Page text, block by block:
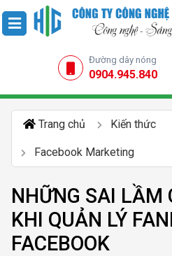
Đường dây nóng
0904.945.840
Trang chủ Kiến thức
Facebook Marketing
NHỮNG SAI LẦM
KHI QUẢN LÝ
FACEBOOK